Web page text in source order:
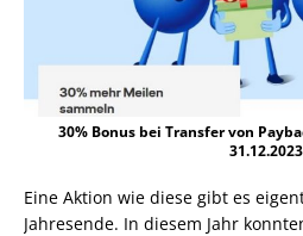
30% Bonus bei Transfer von
31.12.2023
Eine Aktion wie diese gibt es
Jahresende. In diesem Jahr